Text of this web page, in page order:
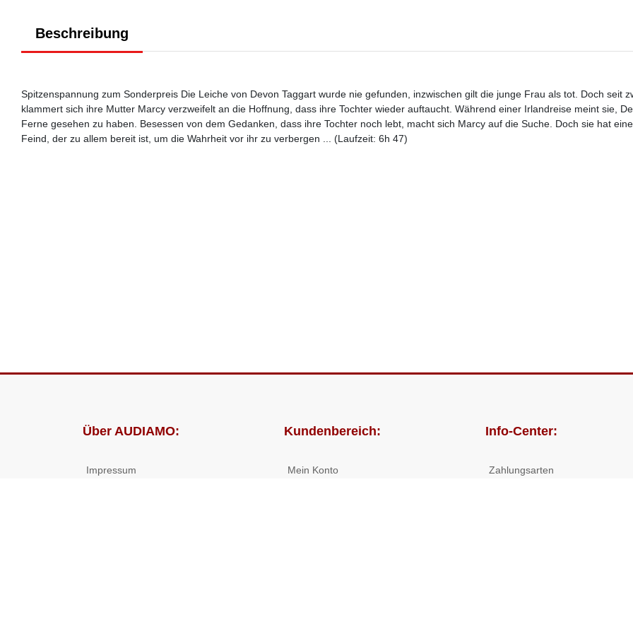
Beschreibung
Spitzenspannung zum Sonderpreis Die Leiche von Devon Taggart wurde nie gefunden, inzwischen gilt die junge Frau als tot. Doch seit
klammert sich ihre Mutter Marcy verzweifelt an die Hoffnung, dass ihre Tochter wieder auftaucht. Während einer Irlandreise meint sie,
Ferne gesehen zu haben. Besessen von dem Gedanken, dass ihre Tochter noch lebt, macht sich Marcy auf die Suche. Doch sie hat
Feind, der zu allem bereit ist, um die Wahrheit vor ihr zu verbergen ... (Laufzeit: 6h 47)
Über AUDIAMO:
Impressum
Kundenbereich:
Mein Konto
Info-Center:
Zahlungsarten